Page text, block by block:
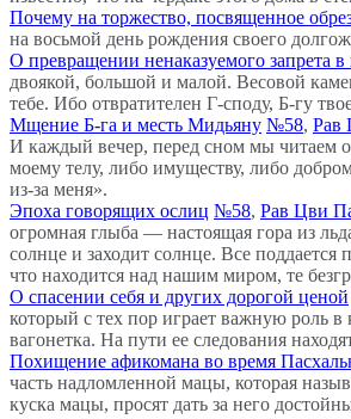
Почему на торжество, посвященное
на восьмой день рождения своего
О превращении ненаказуемого запрета
двоякой, большой и малой. Весовой
тебе. Ибо отвратителен Г-споду, Б-гу
Мщение Б-га и месть Мидьяну №58, Рав
И каждый вечер, перед сном мы читаем
моему телу, либо имуществу, либо
из-за меня».
Эпоха говорящих ослиц №58, Рав Цви
огромная глыба — настоящая гора из
солнце и заходит солнце. Все
что находится над нашим миром, те
О спасении себя и других дорогой ценой
который с тех пор играет важную роль в
вагонетка. На пути ее следования
Похищение афикомана во время
часть надломленной мацы, которая
куска мацы, просят дать за него